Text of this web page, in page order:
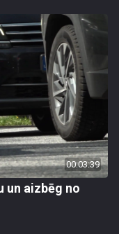
00:03:39
un aizbēg no